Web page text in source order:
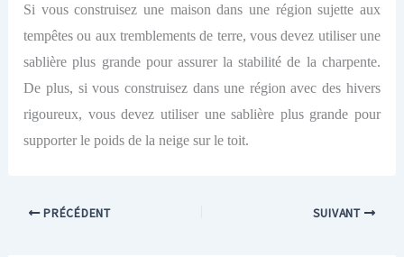
Si vous construisez une maison dans une région sujette aux
tempêtes ou aux tremblements de terre, vous devez utiliser une
sablière plus grande pour assurer la stabilité de la charpente.
De plus, si vous construisez dans une région avec des hivers
rigoureux, vous devez utiliser une sablière plus grande pour
supporter le poids de la neige sur le toit.
PRÉCÉDENT SUIVANT